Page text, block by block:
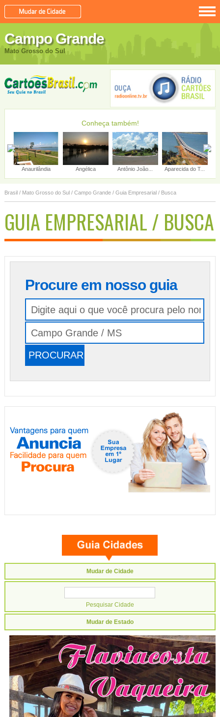
Campo Grande
Mato Grosso do Sul
Conheça também!
Anaurilândia Angélica Antônio João... Aparecida do T...
Brasil/ Mato Grosso do Sul/ Campo Grande/ Guia Empresarial / Busca
GUIA EMPRESARIAL / BUSCA
Procure em nosso guia
Mudar de Cidade
Mudar de Estado